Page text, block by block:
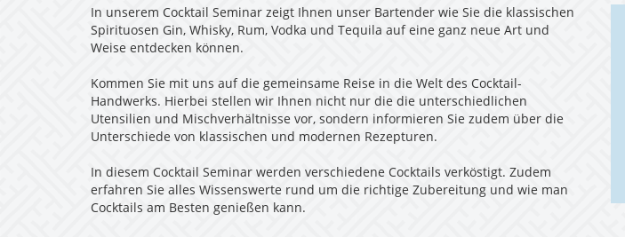
In unserem Cocktail Seminar zeigt Ihnen unser Bartender wie Sie die klassischen
Spirituosen Gin, Whisky, Rum, Vodka und Tequila auf eine ganz neue Art und
Weise entdecken können.
Kommen Sie mit uns auf die gemeinsame Reise in die Welt des Cocktail-
Handwerks. Hierbei stellen wir Ihnen nicht nur die die unterschiedlichen
Utensilien und Mischverhältnisse vor, sondern informieren Sie zudem über die
Unterschiede von klassischen und modernen Rezepturen.
In diesem Cocktail Seminar werden verschiedene Cocktails verköstigt. Zudem
erfahren Sie alles Wissenswerte rund um die richtige Zubereitung und wie man
Cocktails am Besten genießen kann.